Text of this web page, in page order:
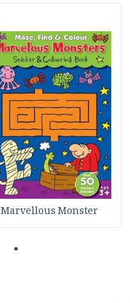
Marvellous Monster
1